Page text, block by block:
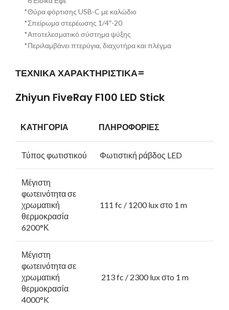
*Θύρα φόρτισης USB-C με καλώδιο
*Σπείρωμα στερέωσης 1/4″-20
*Αποτελεσματικό σύστημα ψύξης
*Περιλαμβάνει πτερύγια, διαχυτήρα και πλέγμα
ΤΕΧΝΙΚΑ ΧΑΡΑΚΤΗΡΙΣΤΙΚΑ=
Zhiyun FiveRay F100 LED Stick
ΚΑΤΗΓΟΡΙΑ ΠΛΗΡΟΦΟΡΙΕΣ
Τύπος φωτιστικού Φωτιστική ράβδος LED
Μέγιστη
φωτεινότητα σε
χρωματική
θερμοκρασία
6200°Κ
111 fc / 1200 lux στο 1 m
Μέγιστη
φωτεινότητα σε
χρωματική
θερμοκρασία
4000°K
213 fc / 2300 lux στo 1 m